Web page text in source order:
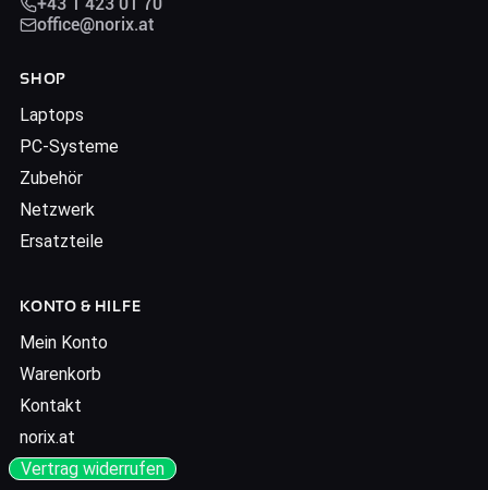
office@norix.at
SHOP
Laptops
PC-Systeme
Zubehör
Netzwerk
Ersatzteile
KONTO & HILFE
Mein Konto
Warenkorb
Kontakt
norix.at
Vertrag widerrufen